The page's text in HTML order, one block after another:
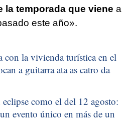
la temporada que viene a
este año».
con la vivienda turística en el
a guitarra ata as catro da
como el del 12 agosto:
evento único en más de un